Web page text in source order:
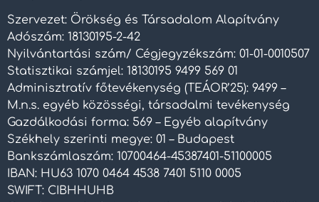
Szervezet: Örökség és Társadalom Alapítvány
Adószám: 18130195-2-42
Nyilvántartási szám/ Cégjegyzékszám: 01-01-0010507
Statisztikai számjel: 18130195 9499 569 01
Adminisztratív főtevékenység (TEÁOR’25): 9499 –
M.n.s. egyéb közösségi, társadalmi tevékenység
Gazdálkodási forma: 569 – Egyéb alapítvány
Székhely szerinti megye: 01 – Budapest
Bankszámlaszám: 10700464-45387401-51100005
IBAN: HU63 1070 0464 4538 7401 5110 0005
SWIFT: CIBHHUHB